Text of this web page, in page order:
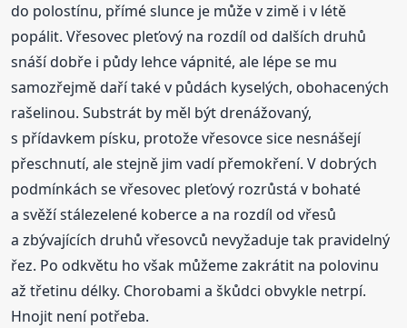
do polostínu, přímé slunce je může v zimě i v létě
popálit. Vřesovec pleťový na rozdíl od dalších druhů
snáší dobře i půdy lehce vápnité, ale lépe se mu
samozřejmě daří také v půdách kyselých, obohacených
rašelinou. Substrát by měl být drenážovaný,
s přídavkem písku, protože vřesovce sice nesnášejí
přeschnutí, ale stejně jim vadí přemokření. V dobrých
podmínkách se vřesovec pleťový rozrůstá v bohaté
a svěží stálezelené koberce a na rozdíl od vřesů
a zbývajících druhů vřesovců nevyžaduje tak pravidelný
řez. Po odkvětu ho však můžeme zakrátit na polovinu
až třetinu délky. Chorobami a škůdci obvykle netrpí.
Hnojit není potřeba.